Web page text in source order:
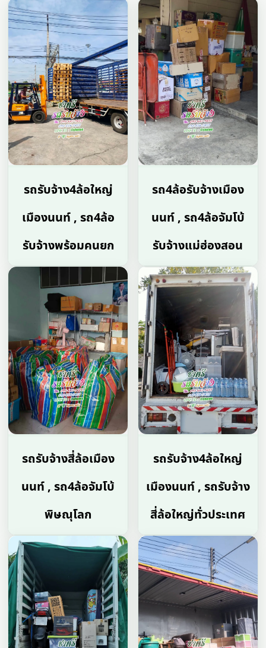
รถรับจ้าง4ล้อใหญ่
เมืองนนท์ , รถ4ล้อ
รับจ้างพร้อมคนยก
รถ4ล้อรับจ้างเมือง
นนท์ , รถ4ล้อจัมโบ้
รับจ้างแม่ฮ่องสอน
รถรับจ้างสี่ล้อเมือง
นนท์ , รถ4ล้อจัมโบ้
พิษณุโลก
รถรับจ้าง4ล้อใหญ่
เมืองนนท์ , รถรับจ้าง
สี่ล้อใหญ่ทั่วประเทศ